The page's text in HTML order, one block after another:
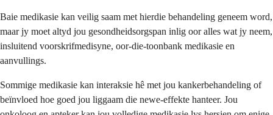
Baie medikasie kan veilig saam met hierdie behandeling geneem word,
maar jy moet altyd jou gesondheidsorgspan inlig oor alles wat jy neem,
insluitend voorskrifmedisyne, oor-die-toonbank medikasie en
aanvullings.
Sommige medikasie kan interaksie hê met jou kankerbehandeling of
beïnvloed hoe goed jou liggaam die newe-effekte hanteer. Jou